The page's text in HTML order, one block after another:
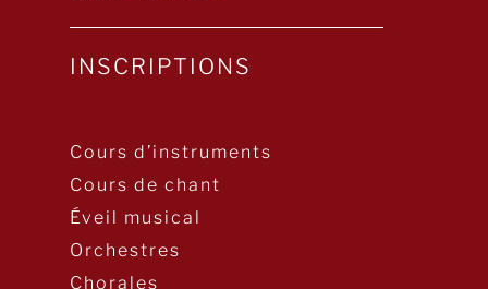
INSCRIPTIONS
Cours d’instruments
Cours de chant
Éveil musical
Orchestres
Chorales